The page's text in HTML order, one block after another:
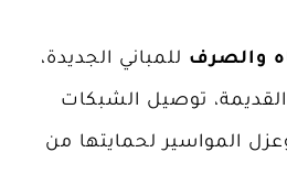
والصرف للمباني الجديدة،
توصيل الشبكات
وعزل المواسير لحمايتها من